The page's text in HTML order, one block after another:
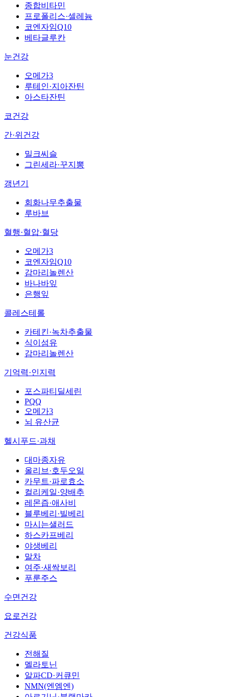
종합비타민
프로폴리스·셀레늄
코엔자임Q10
베타글루칸
눈건강
오메가3
루테인·지아잔틴
아스타잔틴
코건강
간·위건강
밀크씨슬
그린세라·꾸지뽕
갱년기
회화나무추출물
루바브
혈행·혈압·혈당
오메가3
코엔자임Q10
감마리놀렌산
바나바잎
은행잎
콜레스테롤
카테킨·녹차추출물
식이섬유
감마리놀렌산
기억력·인지력
포스파티딜세린
PQQ
오메가3
뇌 유산균
헬시푸드·과채
대마종자유
올리브·호두오일
카무트·파로효소
컬리케일·양배추
레몬즙·애사비
블루베리·빌베리
마시는샐러드
하스카프베리
야생베리
말차
여주·새싹보리
푸룬주스
수면건강
요로건강
건강식품
전해질
멜라토닌
알파CD·커큐민
NMN(엔엠엔)